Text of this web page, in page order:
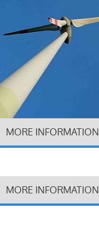
MORE INFORMATION
MORE INFORMATION